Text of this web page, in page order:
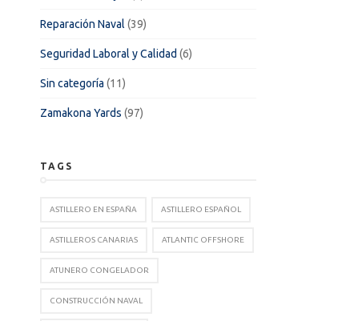
Reparación Naval (39)
Seguridad Laboral y Calidad (6)
Sin categoría (11)
Zamakona Yards (97)
TAGS
ASTILLERO EN ESPAÑA ASTILLERO ESPAÑOL
ASTILLEROS CANARIAS ATLANTIC OFFSHORE
ATUNERO CONGELADOR
CONSTRUCCIÓN NAVAL